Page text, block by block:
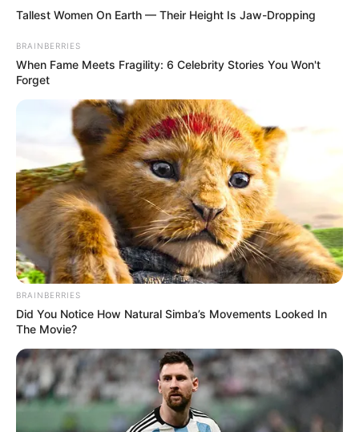
Si l’hippodrome de Cagnes Sur Mer m’était conté ?
Tallest Women On Earth — Their Height Is Jaw-Dropping
BRAINBERRIES
When Fame Meets Fragility: 6 Celebrity Stories You Won't
Forget
BRAINBERRIES
Did You Notice How Natural Simba’s Movements Looked In
The Movie?